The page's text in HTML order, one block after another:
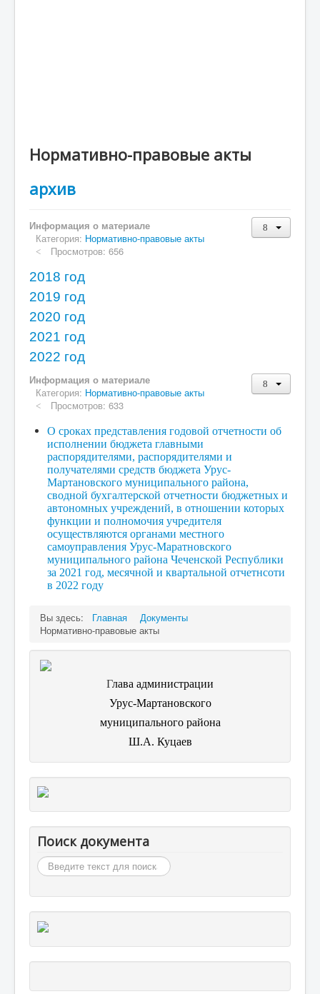
ОРВ
Объявления
Нормативно-правовые акты
архив
Информация о материале
Категория: Нормативно-правовые акты
Просмотров: 656
2018 год
2019 год
2020 год
2021 год
2022 год
Информация о материале
Категория: Нормативно-правовые акты
Просмотров: 633
О сроках представления годовой отчетности об
исполнении бюджета главными
распорядителями, распорядителями и
получателями средств бюджета Урус-
Мартановского муниципального района,
сводной бухгалтерской отчетности бюджетных и
автономных учреждений, в отношении которых
функции и полномочия учредителя
осуществляются органами местного
самоуправления Урус-Маратновского
муниципального района Чеченской Республики
за 2021 год, месячной и квартальной отчетнсоти
в 2022 году
Вы здесь: Главная
Документы
Нормативно-правовые акты
Глава администрации
Урус-Мартановского
муниципального района
Ш.А. Куцаев
Поиск документа
Искать...